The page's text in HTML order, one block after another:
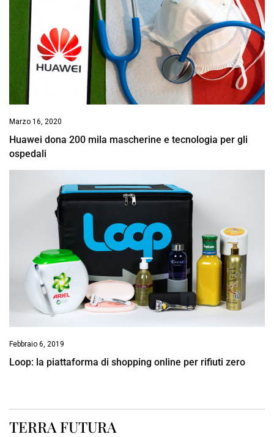
Marzo 16, 2020
Huawei dona 200 mila mascherine e tecnologia per gli
ospedali
Febbraio 6, 2019
Loop: la piattaforma di shopping online per rifiuti zero
TERRA FUTURA